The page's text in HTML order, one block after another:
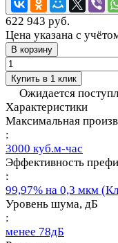
622 943 руб.
Цена указана с
В корзину
Купить в 1 клик
Ожидается
Характеристики
Максимальная
:
3000 куб.м-час
Эффективность
:
99,97% на 0,3 мкм
Уровень шума, дБ
:
менее 78дБ